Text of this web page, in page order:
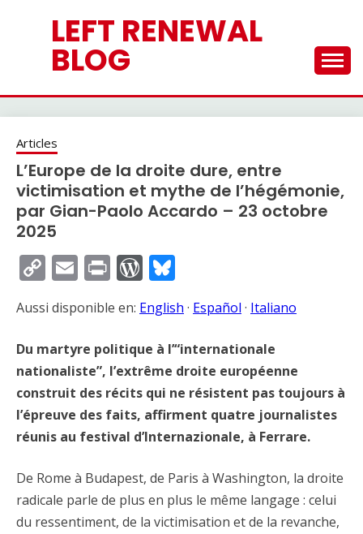
LEFT RENEWAL
BLOG
Articles
L’Europe de la droite dure, entre
victimisation et mythe de l’hégémonie,
par Gian-Paolo Accardo – 23 octobre
2025
Copy
Link
EmailPrintWordPress
Aussi disponible en: English · Español · Italiano
Du martyre politique à l’“internationale
nationaliste”, l’extrême droite européenne
construit des récits qui ne résistent pas toujours à
l’épreuve des faits, affirment quatre journalistes
réunis au festival d’Internazionale, à Ferrare.
De Rome à Budapest, de Paris à Washington, la droite
radicale parle de plus en plus le même langage : celui
du ressentiment, de la victimisation et de la revanche,